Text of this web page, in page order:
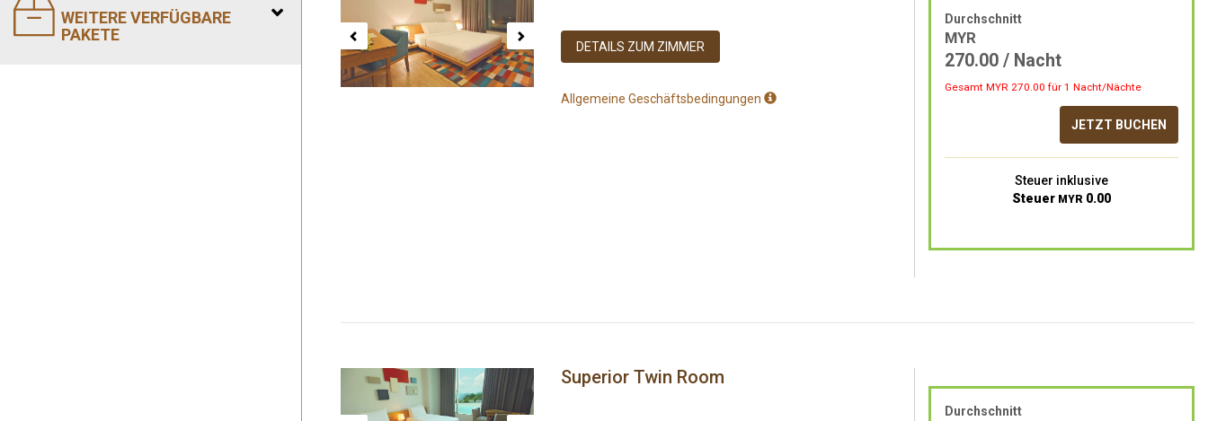
WEITERE VERFÜGBARE
PAKETE
DETAILS ZUM ZIMMER
Allgemeine Geschäftsbedingungen
Durchschnitt
MYR
270.00/ Nacht
Gesamt MYR270.00für 1 Nacht/Nächte
JETZT BUCHEN
Steuer inklusive
Steuer MYR 0.00
Previous Next Superior Twin Room
Durchschnitt